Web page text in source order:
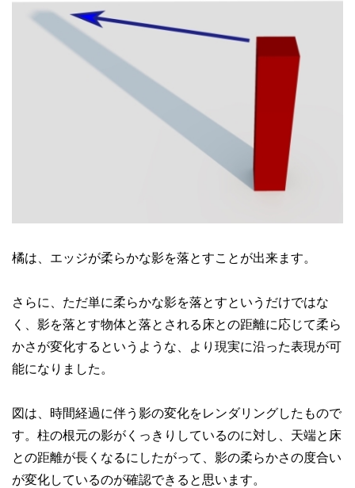
橘は、エッジが柔らかな影を落とすことが出来ます。
さらに、ただ単に柔らかな影を落とすというだけではな
く、影を落とす物体と落とされる床との距離に応じて柔ら
かさが変化するというような、より現実に沿った表現が可
能になりました。
図は、時間経過に伴う影の変化をレンダリングしたもので
す。柱の根元の影がくっきりしているのに対し、天端と床
との距離が長くなるにしたがって、影の柔らかさの度合い
が変化しているのが確認できると思います。